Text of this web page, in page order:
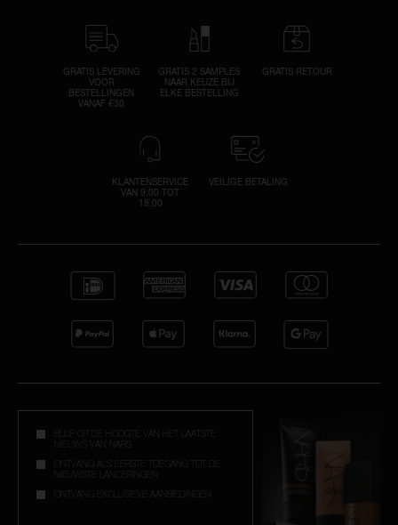
GRATIS LEVERING
VOOR
BESTELLINGEN
VANAF €30
GRATIS 2 SAMPLES
NAAR KEUZE BIJ
ELKE BESTELLING
GRATIS RETOUR
KLANTENSERVICE
VAN 9:00 TOT
18:00
VEILIGE BETALING
BLIJF OP DE HOOGTE VAN HET LAATSTE
NIEUWS VAN NARS
ONTVANG ALS EERSTE TOEGANG TOT DE
NIEUWSTE LANCERINGEN
ONTVANG EXCLUSIEVE AANBIEDINGEN